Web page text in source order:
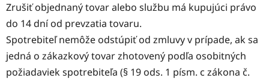
Zrušiť objednaný tovar alebo službu má kupujúci právo
do 14 dní od prevzatia tovaru.
Spotrebiteľ nemôže odstúpiť od zmluvy v prípade, ak sa
jedná o zákazkový tovar zhotovený podľa osobitných
požiadaviek spotrebiteľa (§ 19 ods. 1 písm. c zákona č.